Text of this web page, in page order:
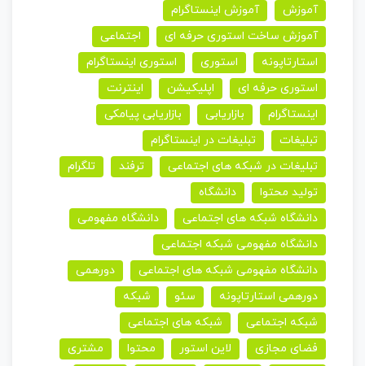
آموزش
آموزش اینستاگرام
آموزش ساخت استوری حرفه ای
اجتماعی
استارتاپونه
استوری
استوری اینستاگرام
استوری حرفه ای
اپلیکیشن
اینترنت
اینستاگرام
بازاریابی
بازاریابی پیامکی
تبلیغات
تبلیغات در اینستاگرام
تبلیغات در شبکه های اجتماعی
ترفند
تلگرام
تولید محتوا
دانشگاه
دانشگاه شبکه های اجتماعی
دانشگاه مفهومی
دانشگاه مفهومی شبکه اجتماعی
دانشگاه مفهومی شبکه های اجتماعی
دورهمی
دورهمی استارتاپونه
سئو
شبکه
شبکه اجتماعی
شبکه های اجتماعی
فضای مجازی
لاین استور محتوا
مشتری